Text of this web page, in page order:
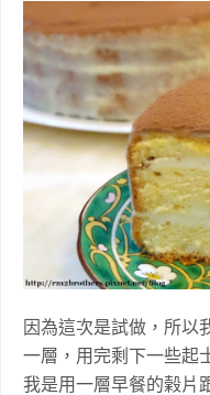
因為這次是試做，所以
一層，用完剩下一些起
我是用一層早餐的榖片